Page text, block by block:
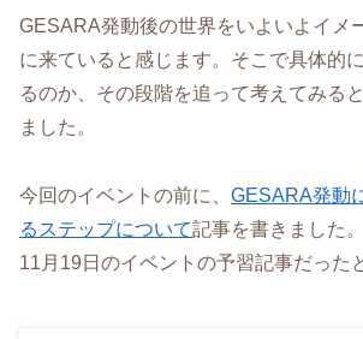
GESARA発動後の世界をいよいよイメ
に来ていると感じます。そこで具体的
るのか、その段階を追って考えてみる
ました。
今回のイベントの前に、 GESARA発動
るステップについて記事を書きました
11月19日のイベントの予習記事だった